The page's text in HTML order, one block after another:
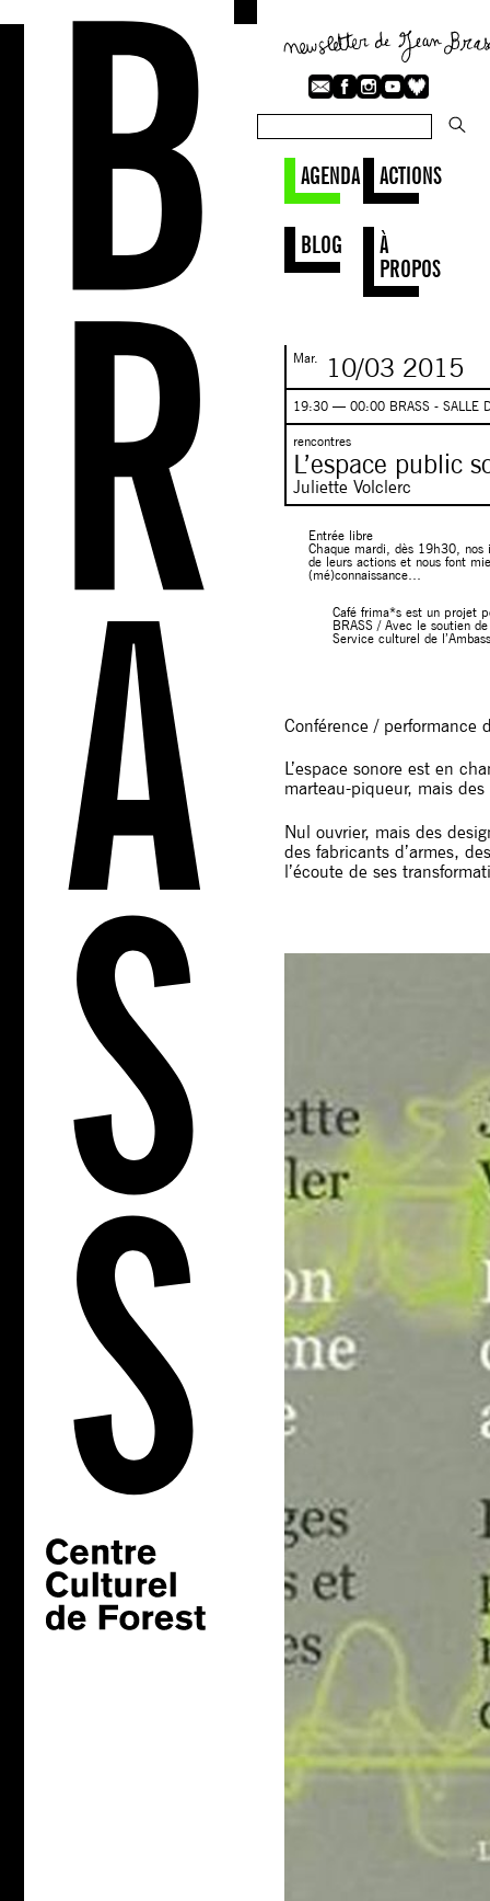
AGENDA ACTIONS
BLOG
À
PROPOS
Mar. 10/03 2015
19:30 — 00:00 BRASS - SALLE
rencontres
L’espace public
Juliette Volclerc
Entrée libre
Chaque mardi, dès 19h30, nos
de leurs actions et nous font
(mé)connaissance…
Café frima*s est un projet
BRASS / Avec le soutien
Service culturel de
Conférence / performance
L’espace sonore est en
marteau-piqueur, mais
Nul ouvrier, mais des
des fabricants d’armes,
l’écoute de ses